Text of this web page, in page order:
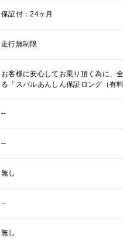
保証付：24ヶ月
走行無制限
お客様に安心してお乗り頂く為に、
る「スバルあんしん保証ロング（有
--
--
無し
--
無し